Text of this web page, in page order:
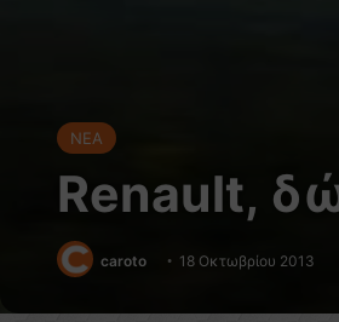
NEA
Renault,
caroto 18 Οκτωβρίου 2013